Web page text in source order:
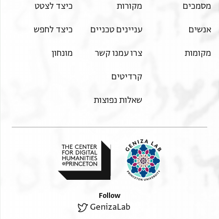
מסמכים
אנשים
מקומות
מקורות
עניינים טכניים
צרו עמנו קשר
קרדיטים
שאלות נפוצות
כיצד לצטט
כיצד לחפש
מונחון
Follow
GenizaLab